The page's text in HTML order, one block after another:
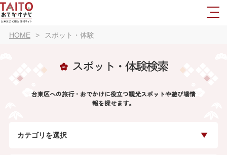
HOME スポット・体験
スポット・体験検索
台東区への旅行・おでかけに役立つ観光スポットや遊び場情
報を探せます。
カテゴリを選択